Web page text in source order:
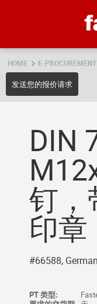
HOME E-PROCUREMENT
发送您的报价请求
DIN
钉，
印章
#66588,
PT 类型: